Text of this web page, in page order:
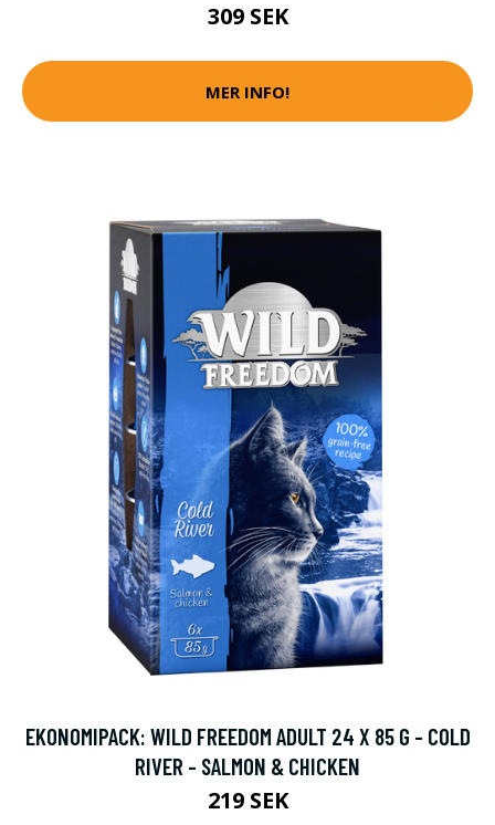
309 SEK
MER INFO!
EKONOMIPACK: WILD FREEDOM ADULT 24 X 85 G - COLD
RIVER - SALMON & CHICKEN
219 SEK